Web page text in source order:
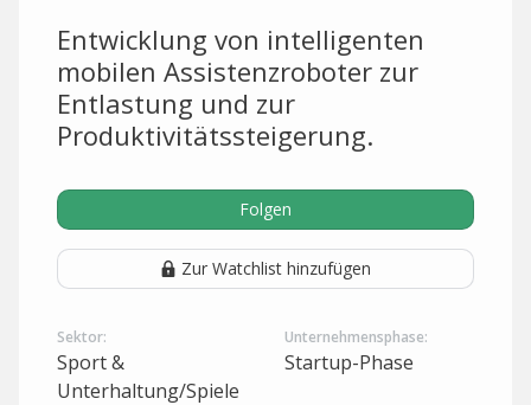
Entwicklung von intelligenten
mobilen Assistenzroboter zur
Entlastung und zur
Produktivitätssteigerung.
Folgen
Zur Watchlist hinzufügen
Sektor:
Sport &
Unterhaltung/Spiele
Unternehmensphase:
Startup-Phase